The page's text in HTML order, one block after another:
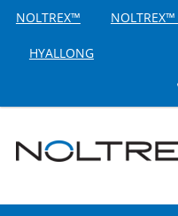
NOLTREX™ NOLTREX™
HYALLONG